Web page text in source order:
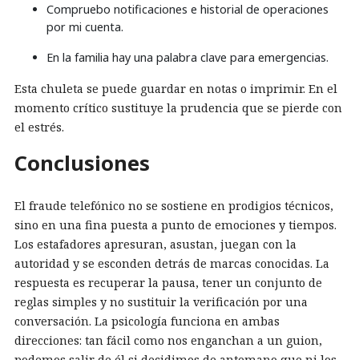
Compruebo notificaciones e historial de operaciones
por mi cuenta.
En la familia hay una palabra clave para emergencias.
Esta chuleta se puede guardar en notas o imprimir. En el
momento crítico sustituye la prudencia que se pierde con
el estrés.
Conclusiones
El fraude telefónico no se sostiene en prodigios técnicos,
sino en una fina puesta a punto de emociones y tiempos.
Los estafadores apresuran, asustan, juegan con la
autoridad y se esconden detrás de marcas conocidas. La
respuesta es recuperar la pausa, tener un conjunto de
reglas simples y no sustituir la verificación por una
conversación. La psicología funciona en ambas
direcciones: tan fácil como nos enganchan a un guion,